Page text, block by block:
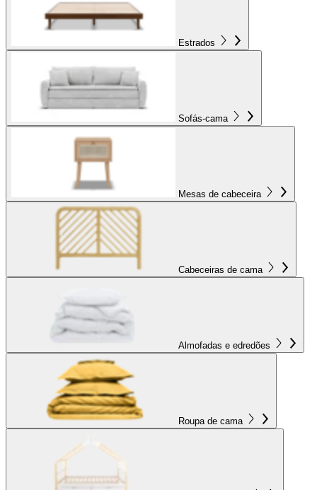
Estrados
Sofás-cama
Mesas de cabeceira
Cabeceiras de cama
Almofadas e edredões
Roupa de cama